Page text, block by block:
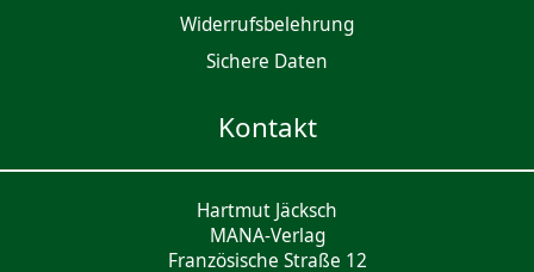
Widerrufsbelehrung
Sichere Daten
Kontakt
Hartmut Jäcksch
MANA-Verlag
Französische Straße 12